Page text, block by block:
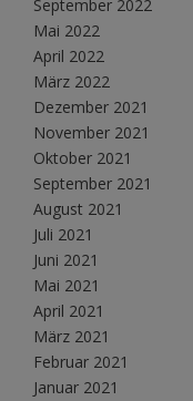
September 2022
Mai 2022
April 2022
März 2022
Dezember 2021
November 2021
Oktober 2021
September 2021
August 2021
Juli 2021
Juni 2021
Mai 2021
April 2021
März 2021
Februar 2021
Januar 2021